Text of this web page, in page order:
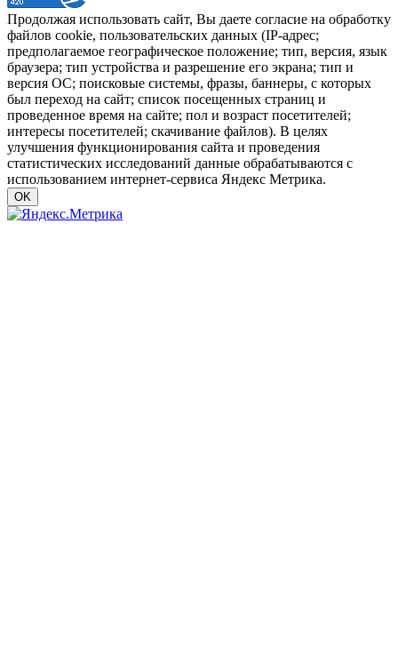
Продолжая использовать сайт, Вы даете согласие на обработку
файлов cookie, пользовательских данных (IP-адрес;
предполагаемое географическое положение; тип, версия, язык
браузера; тип устройства и разрешение его экрана; тип и
версия ОС; поисковые системы, фразы, баннеры, с которых
был переход на сайт; список посещенных страниц и
проведенное время на сайте; пол и возраст посетителей;
интересы посетителей; скачивание файлов). В целях
улучшения функционирования сайта и проведения
статистических исследований данные обрабатываются с
использованием интернет-сервиса Яндекс Метрика.
OK